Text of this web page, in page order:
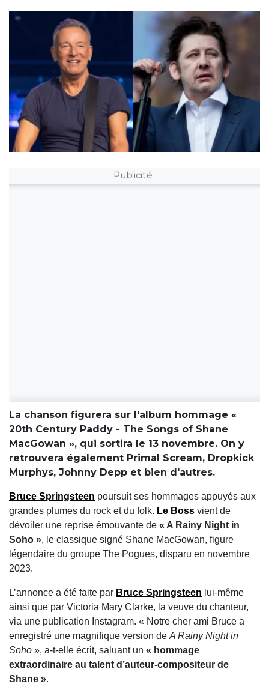
Publicité
La chanson figurera sur l'album hommage «
20th Century Paddy - The Songs of Shane
MacGowan », qui sortira le 13 novembre. On y
retrouvera également Primal Scream, Dropkick
Murphys, Johnny Depp et bien d'autres.
Bruce Springsteen poursuit ses hommages appuyés aux
grandes plumes du rock et du folk. Le Boss vient de
dévoiler une reprise émouvante de « A Rainy Night in
Soho », le classique signé Shane MacGowan, figure
légendaire du groupe The Pogues, disparu en novembre
2023.
L’annonce a été faite par Bruce Springsteen lui-même
ainsi que par Victoria Mary Clarke, la veuve du chanteur,
via une publication Instagram. « Notre cher ami Bruce a
enregistré une magnifique version de A Rainy Night in
Soho », a-t-elle écrit, saluant un « hommage
extraordinaire au talent d’auteur-compositeur de
Shane ».